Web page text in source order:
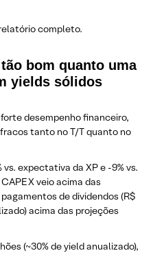
completo.
bom quanto uma
yields sólidos
desempenho financeiro,
tanto no T/T quanto no
vs. expectativa da XP e -9% vs.
veio acima das
de dividendos (R$
acima das projeções
(~30% de yield anualizado),